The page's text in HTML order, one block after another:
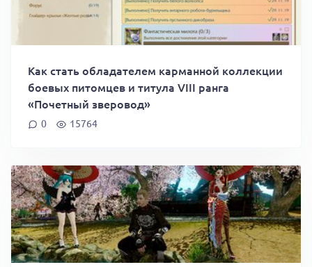
Как стать обладателем карманной коллекции
боевых питомцев и титула VIII ранга
«Почетный зверовод»
0 15764